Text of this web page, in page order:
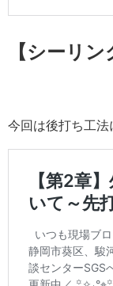
【シーリン
今回は後打ち工法